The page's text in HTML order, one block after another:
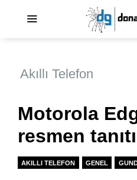
Akıllı Telefon
Motorola
resmen
AKILLI TELEFON GENEL